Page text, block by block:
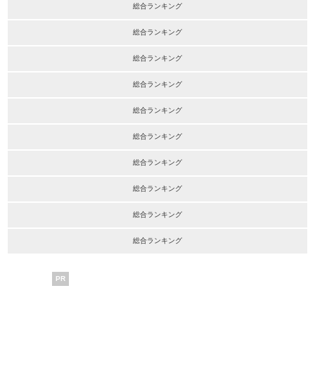
総合ランキング
総合ランキング
総合ランキング
総合ランキング
総合ランキング
総合ランキング
総合ランキング
総合ランキング
総合ランキング
総合ランキング
PR